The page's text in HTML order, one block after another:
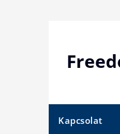
Kapcsolat